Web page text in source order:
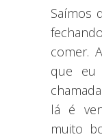
Saímos
comer.
que eu
chamada
lá é
muito